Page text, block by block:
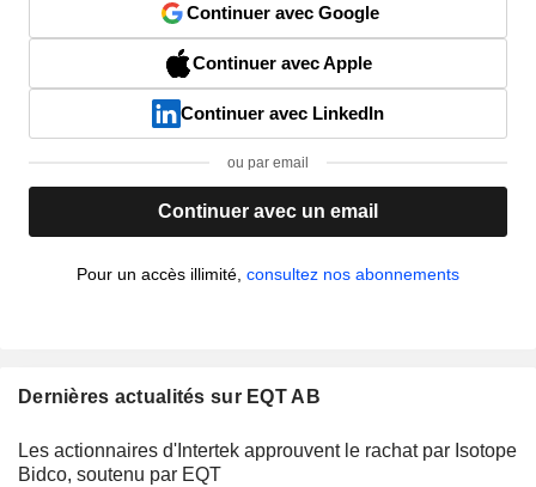
Continuer avec Google
Continuer avec Apple
Continuer avec LinkedIn
ou par email
Continuer avec un email
Pour un accès illimité, consultez nos abonnements
Dernières actualités sur EQT AB
Les actionnaires d'Intertek approuvent le rachat par Isotope
Bidco, soutenu par EQT